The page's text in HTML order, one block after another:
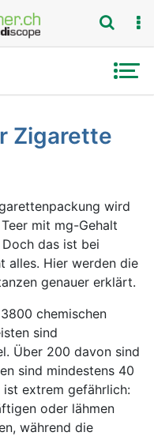
Zigarette
wird
mit mg-Gehalt
das ist bei
alles. Hier werden die
genauer erklärt.
chemischen
sind
Über 200 davon sind
sind mindestens 40
ist extrem gefährlich:
oder lähmen
während die